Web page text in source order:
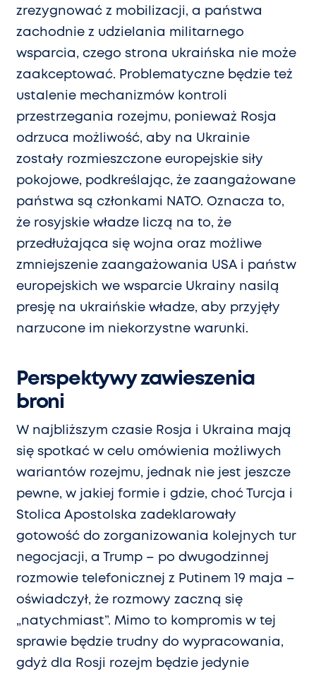
zrezygnować z mobilizacji, a państwa
zachodnie z udzielania militarnego
wsparcia, czego strona ukraińska nie może
zaakceptować. Problematyczne będzie też
ustalenie mechanizmów kontroli
przestrzegania rozejmu, ponieważ Rosja
odrzuca możliwość, aby na Ukrainie
zostały rozmieszczone europejskie siły
pokojowe, podkreślając, że zaangażowane
państwa są członkami NATO. Oznacza to,
że rosyjskie władze liczą na to, że
przedłużająca się wojna oraz możliwe
zmniejszenie zaangażowania USA i państw
europejskich we wsparcie Ukrainy nasilą
presję na ukraińskie władze, aby przyjęły
narzucone im niekorzystne warunki.
Perspektywy zawieszenia
broni
W najbliższym czasie Rosja i Ukraina mają
się spotkać w celu omówienia możliwych
wariantów rozejmu, jednak nie jest jeszcze
pewne, w jakiej formie i gdzie, choć Turcja i
Stolica Apostolska zadeklarowały
gotowość do zorganizowania kolejnych tur
negocjacji, a Trump – po dwugodzinnej
rozmowie telefonicznej z Putinem 19 maja –
oświadczył, że rozmowy zaczną się
„natychmiast”. Mimo to kompromis w tej
sprawie będzie trudny do wypracowania,
gdyż dla Rosji rozejm będzie jedynie